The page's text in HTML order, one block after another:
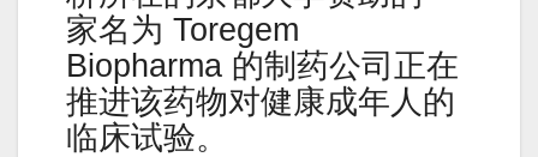
家名为 Toregem
Biopharma 的制药公司正在
推进该药物对健康成年人的
临床试验。